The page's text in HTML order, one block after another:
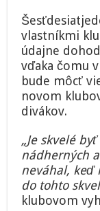
vlastníkmi
údajne
vďaka čomu
bude môcť
novom
divákov.
„Je skvelé
nádherných
neváhal, keď
do tohto
klubovom